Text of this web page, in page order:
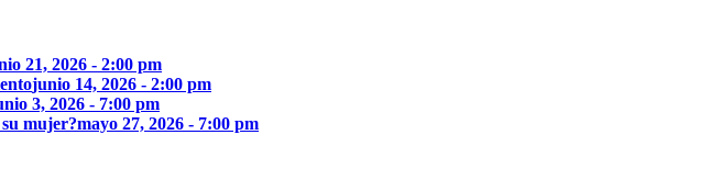
21, 2026 - 2:00 pm
junio 14, 2026 - 2:00 pm
3, 2026 - 7:00 pm
mujer?mayo 27, 2026 - 7:00 pm